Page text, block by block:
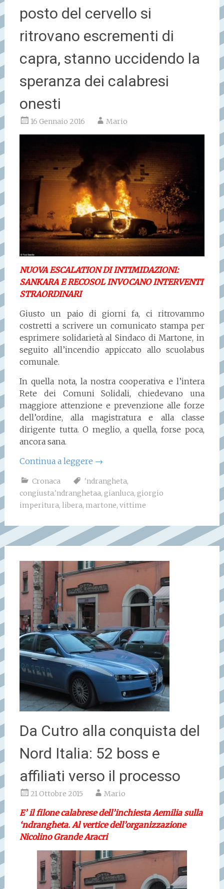
posto del cervello si
ritrovano escrementi di
capra, stanno uccidendo la
speranza dei calabresi
onesti
16 Gennaio 2016 Mario
NUOVA ESCALATION DI INTIMIDAZIONI:
SANKARA E RECOSOL INVOCANO INTERVENTI
STRAORDINARI
Giusto un paio di giorni fa, ci ritrovammo
costretti a scrivere un comunicato stampa per
esprimere solidarietà al Sindaco di Martone, in
seguito all’incendio appiccato allo scuolabus
comunale.
In quella nota, la nostra cooperativa e l’intera
Rete dei Comuni Solidali, chiedevano una
maggiore attenzione e prevenzione alle forze
dell’ordine, alla magistratura e alla classe
dirigente tutta. O meglio, a quella, forse poca,
ancora sana.
Continua a leggere →
Cronaca 'ndrangheta,
congiusta.'ndranghetaa, gianluca, giorgio
imperitura, libera, martone, vittime
Da Cutro alla conquista del
Nord Italia: 52 boss e
affiliati verso il processo
21 Ottobre 2015 Mario
E’ il filone calabrese dell’inchiesta Aemilia sulla
‘ndrangheta. Al vertice dell’organizzazione
Nicolino Grande Aracri